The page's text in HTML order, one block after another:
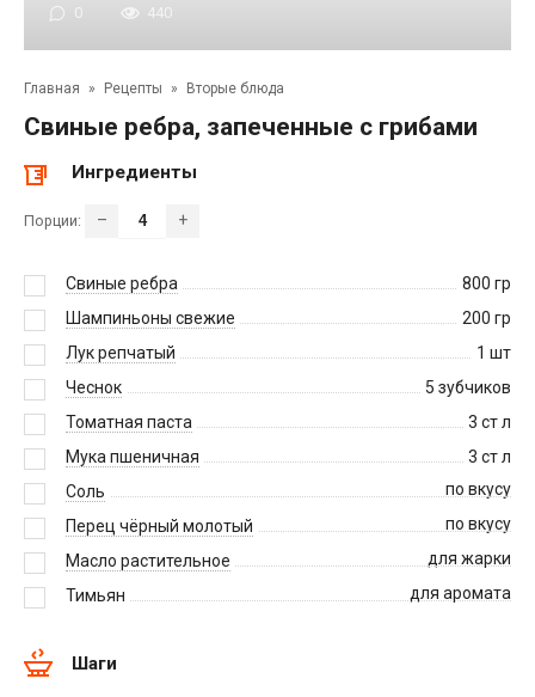
0
440
Главная » Рецепты » Вторые блюда
Свиные ребра, запеченные с грибами
Ингредиенты
Порции: – +
Свиные ребра 800 гр
Шампиньоны свежие
200 гр
Лук репчатый
1 шт
Чеснок
5 зубчиков
Томатная паста
3 ст л
Мука пшеничная
3 ст л
Соль
по вкусу
Перец чёрный молотый
по вкусу
Масло растительное
для жарки
Тимьян
для аромата
Шаги